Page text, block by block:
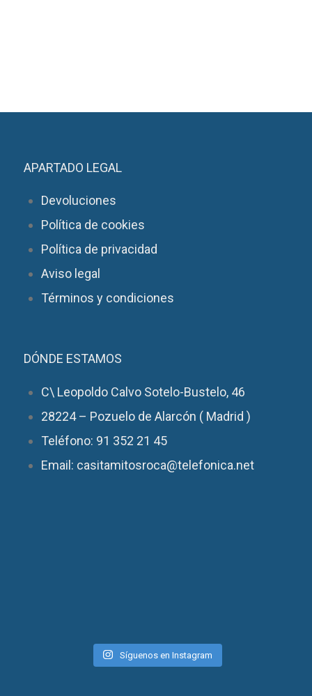
APARTADO LEGAL
Devoluciones
Política de cookies
Política de privacidad
Aviso legal
Términos y condiciones
DÓNDE ESTAMOS
C\ Leopoldo Calvo Sotelo-Bustelo, 46
28224 – Pozuelo de Alarcón ( Madrid )
Teléfono: 91 352 21 45
Email: casitamitosroca@telefonica.net
Síguenos en Instagram